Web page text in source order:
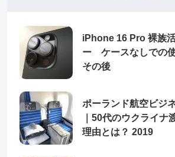
iPhone 16 Pro 裸族
ー ケースなしでの
その後
ポーランド航空ビジ
｜50代のウクライナ
理由とは？ 2019